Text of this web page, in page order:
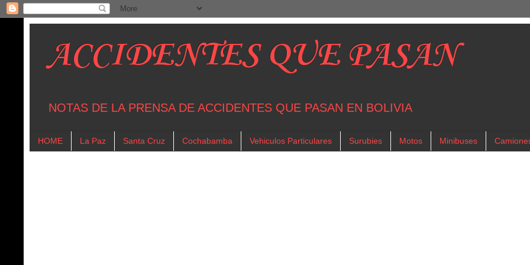
ACCIDENTES QUE PASAN
NOTAS DE LA PRENSA DE ACCIDENTES QUE PASAN EN BOLIVIA
HOME La Paz Santa Cruz Cochabamba Vehiculos Particulares Surubies Motos Minibuses